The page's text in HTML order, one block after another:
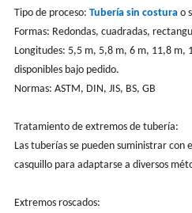
Tipo de proceso: Tubería sin costurao
Formas: Redondas, cuadradas,
Longitudes: 5,5 m, 5,8 m, 6 m, 11,8 m,
disponibles bajo pedido.
Normas: ASTM, DIN, JIS, BS, GB
Tratamiento de extremos de tubería:
Las tuberías se pueden suministrar con
casquillo para adaptarse a diversos
Extremos roscados: